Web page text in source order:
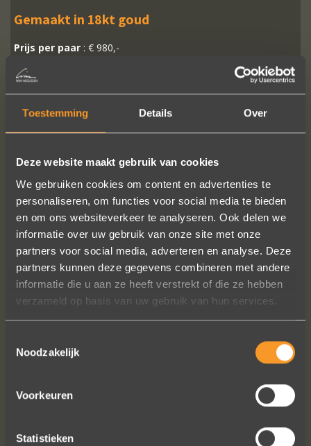
Toestemming Details Over
Deze website maakt gebruik van cookies
We gebruiken cookies om content en advertenties te
personaliseren, om functies voor social media te bieden
en om ons websiteverkeer te analyseren. Ook delen we
informatie over uw gebruik van onze site met onze
partners voor social media, adverteren en analyse. Deze
partners kunnen deze gegevens combineren met andere
informatie die u aan ze heeft verstrekt of die ze hebben
verzameld op basis van uw gebruik van hun services.
Noodzakelijk
Voorkeuren
Statistieken
Gemaakt in 18kt goud
Prijs per paar : € 980,-
VOLG ONS OP SOCIALE MEDIA
hand ook een juweeltje. Zo trots als